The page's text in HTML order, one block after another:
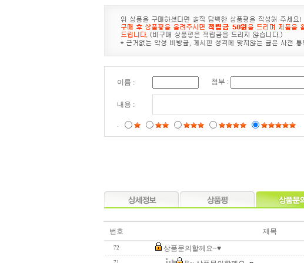
이름 : 첨부 :
내용 :
.
번호 제목
72 상품문의할께요~♥